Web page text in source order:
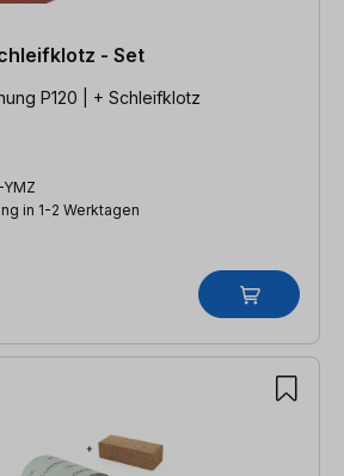
- Set
P120 | + Schleifklotz
in 1-2 Werktagen